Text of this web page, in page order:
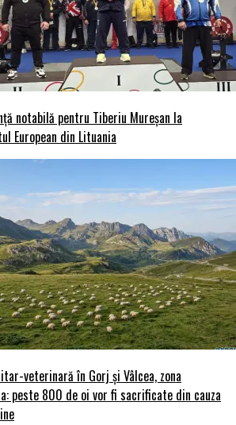
notabilă pentru Tiberiu Mureșan la
European din Lituania
veterinară în Gorj și Vâlcea, zona
peste 800 de oi vor fi sacrificate din cauza